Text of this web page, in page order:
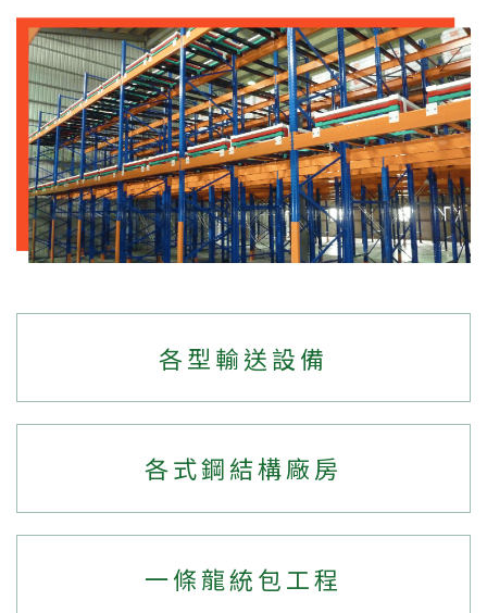
各型輸送設備
各式鋼結構廠房
一條龍統包工程